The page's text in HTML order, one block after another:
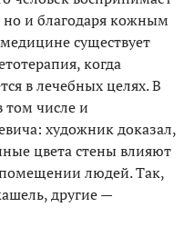
но и благодаря кожным
существует
когда
в лечебных целях. В
том числе и
художник доказал,
цвета стены влияют
людей. Так,
другие —